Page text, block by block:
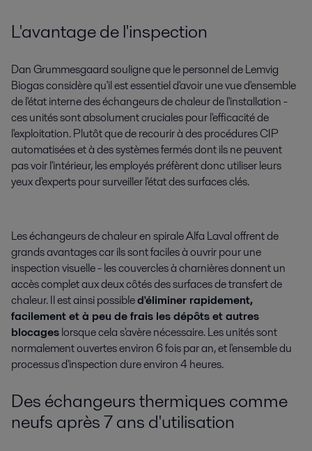
L'avantage de l'inspection
Dan Grummesgaard souligne que le personnel de Lemvig
Biogas considère qu'il est essentiel d'avoir une vue d'ensemble
de l'état interne des échangeurs de chaleur de l'installation -
ces unités sont absolument cruciales pour l'efficacité de
l'exploitation. Plutôt que de recourir à des procédures CIP
automatisées et à des systèmes fermés dont ils ne peuvent
pas voir l'intérieur, les employés préfèrent donc utiliser leurs
yeux d'experts pour surveiller l'état des surfaces clés.
Les échangeurs de chaleur en spirale Alfa Laval offrent de
grands avantages car ils sont faciles à ouvrir pour une
inspection visuelle - les couvercles à charnières donnent un
accès complet aux deux côtés des surfaces de transfert de
chaleur. Il est ainsi possibled'éliminer rapidement,
facilement et à peu de frais les dépôts et autres
blocageslorsque cela s'avère nécessaire. Les unités sont
normalement ouvertes environ 6 fois par an, et l'ensemble du
processus d'inspection dure environ 4 heures.
Des échangeurs thermiques comme
neufs après 7 ans d'utilisation